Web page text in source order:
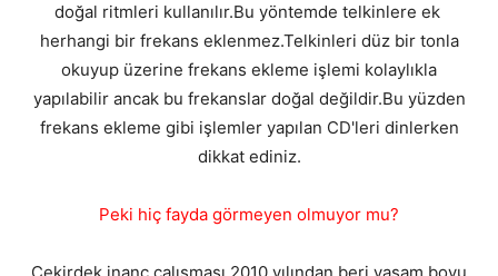
doğal ritmleri kullanılır.Bu yöntemde telkinlere ek
herhangi bir frekans eklenmez.Telkinleri düz bir tonla
okuyup üzerine frekans ekleme işlemi kolaylıkla
yapılabilir ancak bu frekanslar doğal değildir.Bu yüzden
frekans ekleme gibi işlemler yapılan CD'leri dinlerken
dikkat ediniz.
Peki hiç fayda görmeyen olmuyor mu?